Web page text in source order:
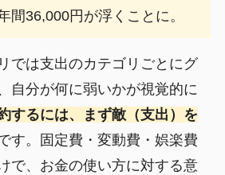
間36,000円が浮くことに。
では支出のカテゴリごとにグ
自分が何に弱いかが視覚的に
約するには、まず敵（支出）を
す。固定費・変動費・娯楽費
で、お金の使い方に対する意